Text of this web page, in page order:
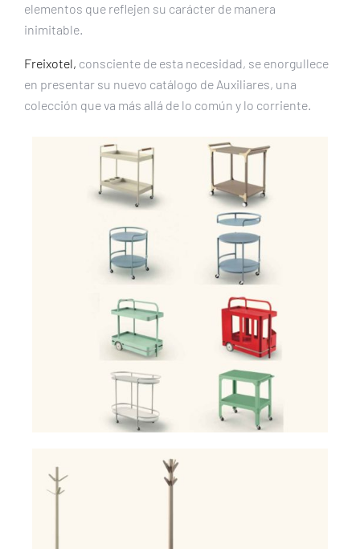
elementos que reflejen su carácter de manera
inimitable.
Freixotel, consciente de esta necesidad, se enorgullece
en presentar su nuevo catálogo de Auxiliares, una
colección que va más allá de lo común y lo corriente.